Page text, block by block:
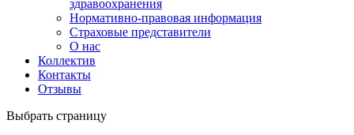
здравоохранения
Нормативно-правовая информация
Страховые представители
О нас
Коллектив
Контакты
Отзывы
Выбрать страницу